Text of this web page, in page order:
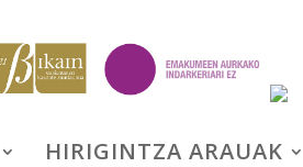
HIRIGINTZA ARAUAK